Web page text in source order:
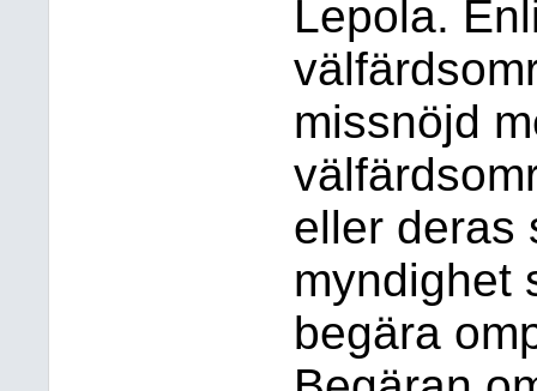
Lepola.
missnöjd
eller deras
myndighet
begära